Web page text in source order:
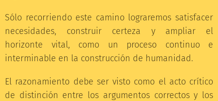
Sólo recorriendo este camino lograremos satisfacer
necesidades, construir certeza y ampliar el
horizonte vital, como un proceso continuo e
interminable en la construcción de humanidad.
El razonamiento debe ser visto como el acto crítico
de distinción entre los argumentos correctos y los